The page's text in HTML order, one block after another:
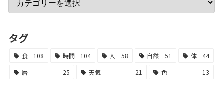
タグ
食 108 時間 104 人 58 自然 51 体
44
暦
25 天気 21 色 13